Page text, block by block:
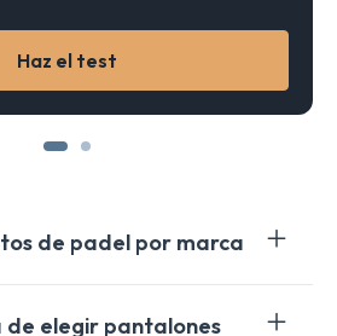
Haz el test
de padel por marca
del padel, elegir la equipación
elegir pantalones